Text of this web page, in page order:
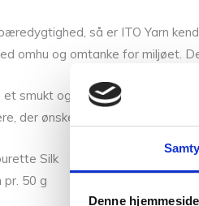
Denne
så er ITO Yarn
omhu og omtanke for miljøet.
et smukt og blødt garn, der
der ønsker at være mere
Silk
pr. 50 g